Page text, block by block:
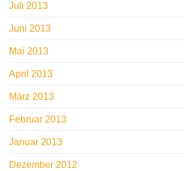
Juli 2013
Juni 2013
Mai 2013
April 2013
März 2013
Februar 2013
Januar 2013
Dezember 2012